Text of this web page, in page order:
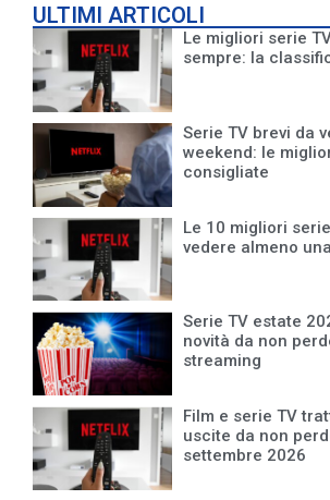
ULTIMI ARTICOLI
Le migliori serie
sempre: la
Serie TV brevi da
weekend: le
consigliate
Le 10 migliori
vedere almeno
Serie TV estate
novità da non
streaming
Film e serie TV
uscite da non
settembre 2026